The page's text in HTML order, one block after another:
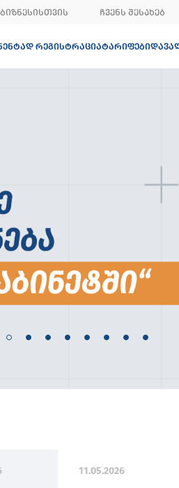
ᲩᲕᲔᲜᲡ ᲨᲔᲡᲐᲮᲔᲑ
ᲠᲔᲒᲘᲡᲢᲠᲐᲪᲘᲐᲢᲐᲠᲘᲤᲔᲑᲘ
11.05.2026